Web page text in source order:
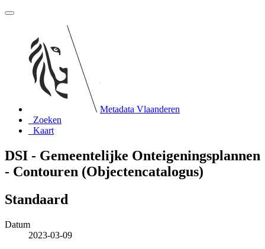
Metadata Vlaanderen
Zoeken
Kaart
DSI - Gemeentelijke Onteigeningsplannen
- Contouren (Objectencatalogus)
Standaard
Datum
2023-03-09